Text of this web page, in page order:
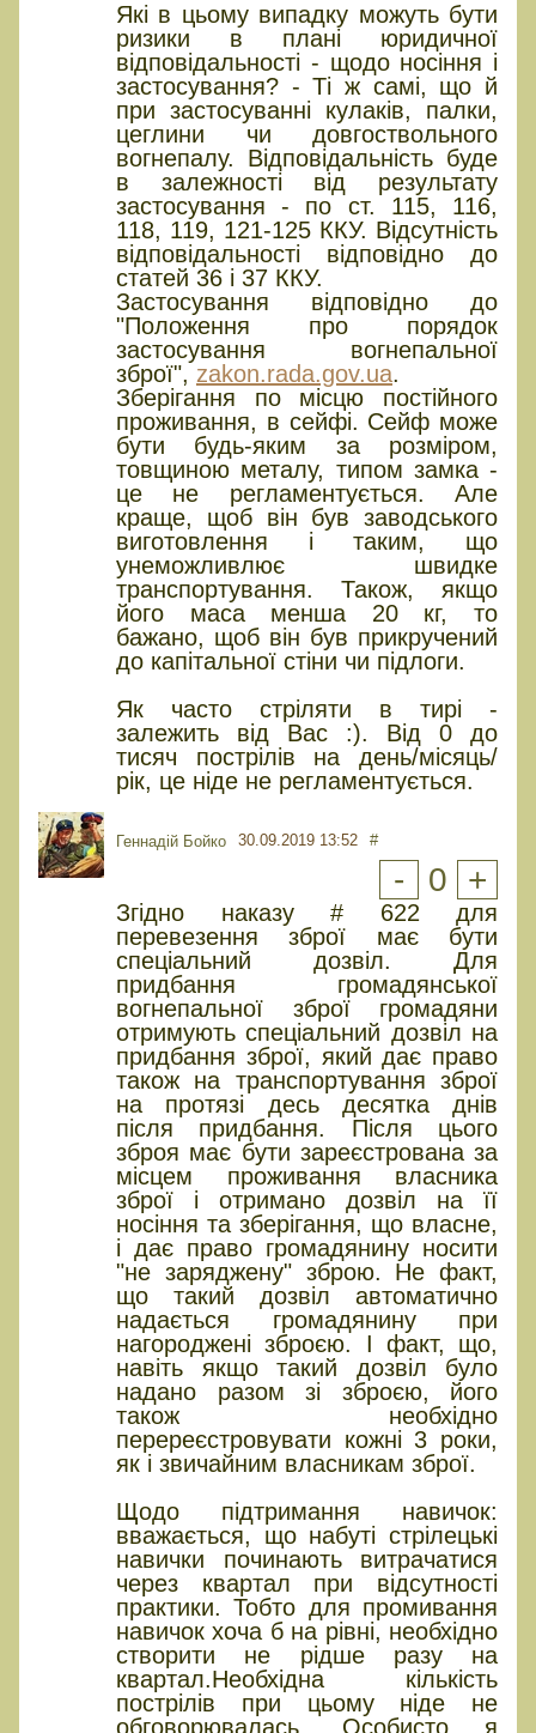
Які в цьому випадку можуть бути
ризики в плані юридичної
відповідальності - щодо носіння і
застосування? - Ті ж самі, що й
при застосуванні кулаків, палки,
цеглини чи довгоствольного
вогнепалу. Відповідальність буде
в залежності від результату
застосування - по ст. 115, 116,
118, 119, 121-125 ККУ. Відсутність
відповідальності відповідно до
статей 36 і 37 ККУ.
Застосування відповідно до
"Положення про порядок
застосування вогнепальної
зброї", zakon.rada.gov.ua.
Зберігання по місцю постійного
проживання, в сейфі. Сейф може
бути будь-яким за розміром,
товщиною металу, типом замка -
це не регламентується. Але
краще, щоб він був заводського
виготовлення і таким, що
унеможливлює швидке
транспортування. Також, якщо
його маса менша 20 кг, то
бажано, щоб він був прикручений
до капітальної стіни чи підлоги.
Як часто стріляти в тирі -
залежить від Вас :). Від 0 до
тисяч пострілів на день/місяць/
рік, це ніде не регламентується.
Геннадій Бойко 30.09.2019 13:52 #
- 0 +
Згідно наказу # 622 для
перевезення зброї має бути
спеціальний дозвіл. Для
придбання громадянської
вогнепальної зброї громадяни
отримують спеціальний дозвіл на
придбання зброї, який дає право
також на транспортування зброї
на протязі десь десятка днів
після придбання. Після цього
зброя має бути зареєстрована за
місцем проживання власника
зброї і отримано дозвіл на її
носіння та зберігання, що власне,
і дає право громадянину носити
"не заряджену" зброю. Не факт,
що такий дозвіл автоматично
надається громадянину при
нагороджені зброєю. І факт, що,
навіть якщо такий дозвіл було
надано разом зі зброєю, його
також необхідно
перереєстровувати кожні 3 роки,
як і звичайним власникам зброї.
Щодо підтримання навичок:
вважається, що набуті стрілецькі
навички починають витрачатися
через квартал при відсутності
практики. Тобто для промивання
навичок хоча б на рівні, необхідно
створити не рідше разу на
квартал.Необхідна кількість
пострілів при цьому ніде не
обговорювалась. Особисто я